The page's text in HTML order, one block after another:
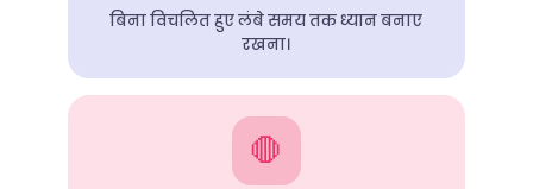
बिना विचलित हुए लंबे समय तक ध्यान बनाए
रखना।
🛑